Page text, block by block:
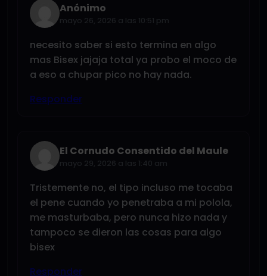
Anónimo
mayo 26, 2026 a las 10:51 pm
necesito saber si esto termina en algo
mas Bisex jajaja total ya probo el moco de
a eso a chupar pico no hay nada.
Responder
El Cornudo Consentido del Maule
mayo 29, 2026 a las 1:40 am
Tristemente no, el tipo incluso me tocaba
el pene cuando yo penetraba a mi polola,
me masturbaba, pero nunca hizo nada y
tampoco se dieron las cosas para algo
bisex
Responder